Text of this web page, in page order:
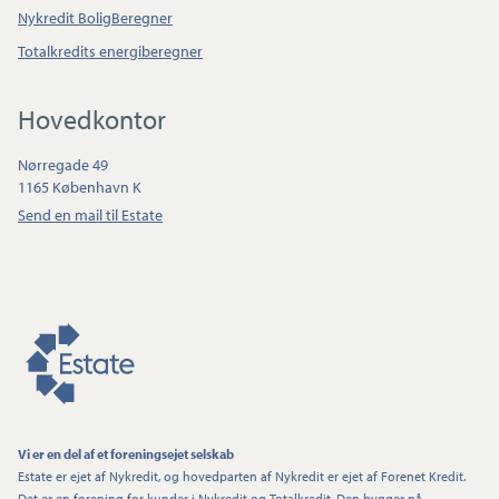
Nykredit BoligBeregner
Totalkredits energiberegner
Hovedkontor
Nørregade 49
1165 København K
Send en mail til Estate
Vi er en del af et foreningsejet selskab
Estate er ejet af Nykredit, og hovedparten af Nykredit er ejet af Forenet Kredit.